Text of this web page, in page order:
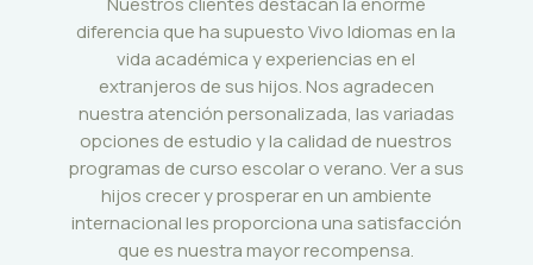
diferencia que ha supuesto Vivo Idiomas en la
vida académica y experiencias en el
extranjeros de sus hijos. Nos agradecen
nuestra atención personalizada, las variadas
opciones de estudio y la calidad de nuestros
programas de curso escolar o verano. Ver a sus
hijos crecer y prosperar en un ambiente
internacional les proporciona una satisfacción
que es nuestra mayor recompensa.